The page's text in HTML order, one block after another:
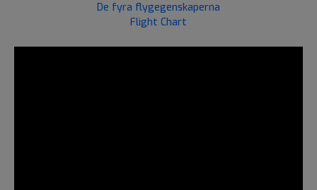
De fyra flygegenskaperna
Flight Chart